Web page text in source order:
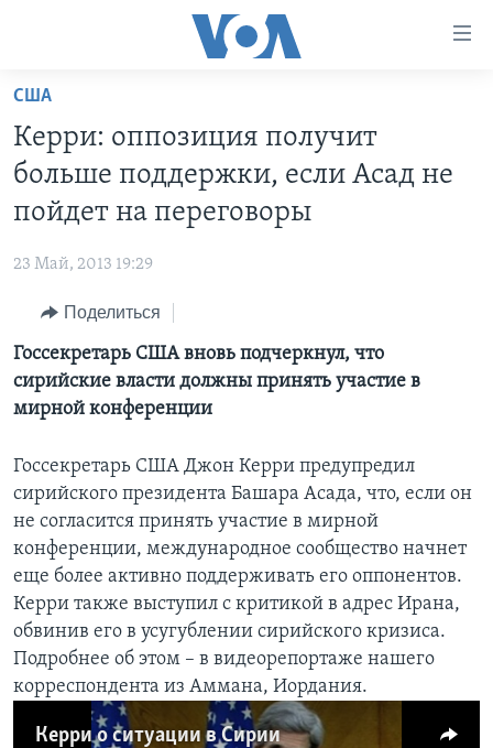
Перейти
основной
контент
Перейти
основной
Перейти
поиск
ПРОГРАММЫ
АМЕРИКА
ИТОГИ
ПОЧЕМУ ЭТО ВАЖНО?
ДИСКУССИЯ VOA
ДЕТАЛИ
АМЕРИКА. БОЛЬШОЕ ПУТЕШЕСТВИЕ
ПРОЕКТЫ
НАША АМЕРИКАНСКАЯ ИСТОРИЯ
А КАК В АМЕРИКЕ?
АРТЕФАКТЫ
АМЕРИКАНСКИЕ ГОРОДКИ
ИНТЕРВЬЮ
ФАКТЫ ПРОТИВ ФЕЙКОВ
ЗА СВОБОДУ ПРЕССЫ
УЧИМ АНГЛИЙСКИЙ
ПОДПИСКА НА НОВОСТИ
Learning English
Языки
США
Керри: оппозиция получит
больше поддержки, если Асад не
пойдет на переговоры
23 Май, 2013 19:29
Поделиться
Госсекретарь США вновь подчеркнул, что
сирийские власти должны принять участие в
мирной конференции
Госсекретарь США Джон Керри предупредил
сирийского президента Башара Асада, что, если он
не согласится принять участие в мирной
конференции, международное сообщество начнет
еще более активно поддерживать его оппонентов.
Керри также выступил с критикой в адрес Ирана,
обвинив его в усугублении сирийского кризиса.
Подробнее об этом – в видеорепортаже нашего
корреспондента из Аммана, Иордания.
Керри о ситуации в Сирии